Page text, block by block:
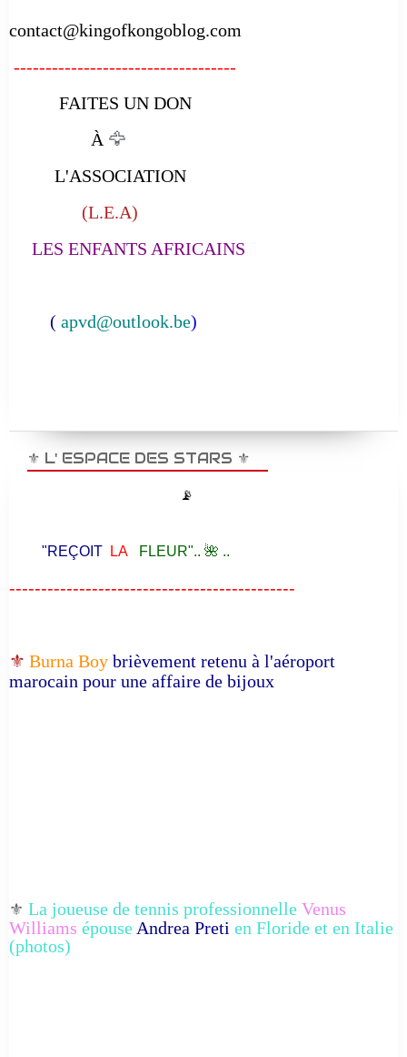
contact@kingofkongoblog.com
-----------------------------------
FAITES UN DON
À 🦅
L'ASSOCIATION
(L.E.A)
LES ENFANTS AFRICAINS
( apvd@outlook.be)
⚜️ L' ESPACE DES STARS ⚜️
📡
"REÇOIT LA FLEUR".. 🌺 ..
---------------------------------------------
⚜️ Burna Boy brièvement retenu à l'aéroport
marocain pour une affaire de bijoux
⚜️ La joueuse de tennis professionnelle Venus
Williams épouse Andrea Preti en Floride et en Italie
(photos)